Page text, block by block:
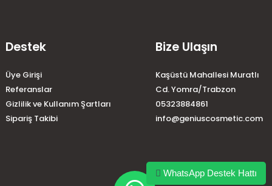
WhatsApp Destek Hattı
Destek
Üye Girişi
Referanslar
Gizlilik ve Kullanım Şartları
Sipariş Takibi
Bize Ulaşın
Kaşüstü Mahallesi Muratlı
Cd. Yomra/Trabzon
05323884861
info@geniuscosmetic.com